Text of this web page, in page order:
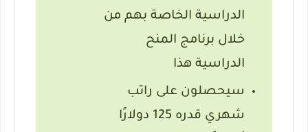
الدراسية الخاصة بهم من
خلال برنامج المنح
الدراسية هذا
سيحصلون على راتب
شهري قدره 125 دولارًا